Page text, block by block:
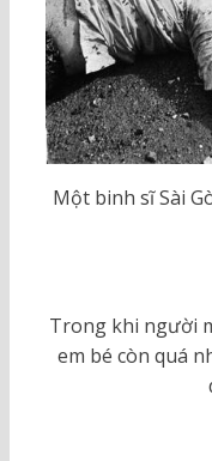
Một binh sĩ Sài
Trong khi người
em bé còn quá